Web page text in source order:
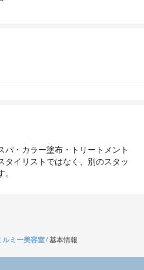
パ・カラー塗布・トリートメント
タイリストではなく、別のスタッ
ルミー美容室/基本情報